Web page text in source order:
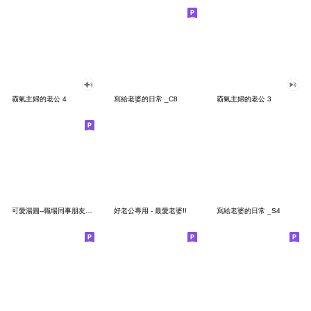
霸氣主婦的老公 4 寫給老婆的日常 _C8 霸氣主婦的老公 3
好老公專用 - 最愛老婆!! 寫給老婆的日常 _S4